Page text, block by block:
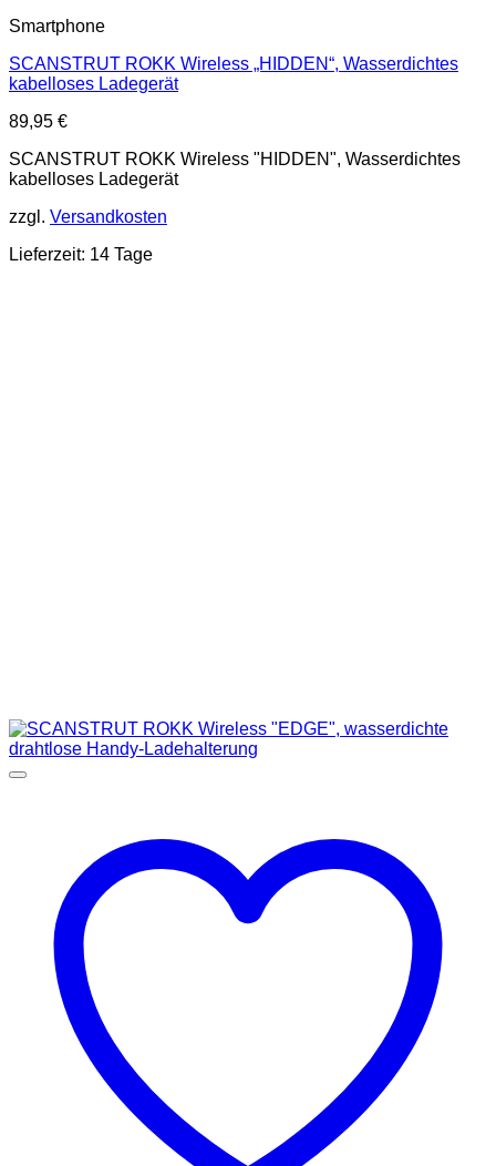
Smartphone
SCANSTRUT ROKK Wireless „HIDDEN“, Wasserdichtes
kabelloses Ladegerät
89,95 €
SCANSTRUT ROKK Wireless "HIDDEN", Wasserdichtes
kabelloses Ladegerät
zzgl. Versandkosten
Lieferzeit: 14 Tage